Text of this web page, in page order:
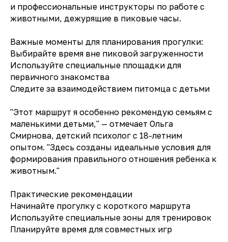
и профессиональные инструкторы по работе с
животными, дежурящие в пиковые часы.
Важные моменты для планирования прогулки:
Выбирайте время вне пиковой загруженности
Используйте специальные площадки для
первичного знакомства
Следите за взаимодействием питомца с детьми
"Этот маршрут я особенно рекомендую семьям с
маленькими детьми," — отмечает Ольга
Смирнова, детский психолог с 18-летним
опытом. "Здесь созданы идеальные условия для
формирования правильного отношения ребенка к
животным."
Практические рекомендации
Начинайте прогулку с короткого маршрута
Используйте специальные зоны для тренировок
Планируйте время для совместных игр